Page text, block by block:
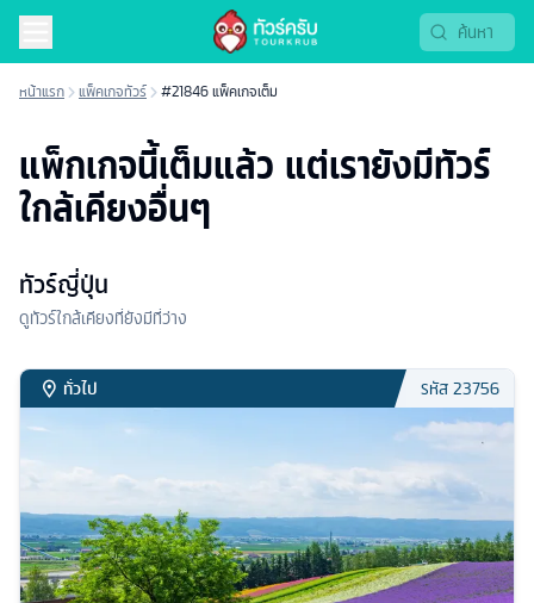
หน้าแรก แพ็คเกจทัวร์ #21846 แพ็คเกจเต็ม
แพ็กเกจนี้เต็มแล้ว แต่เรายังมีทัวร์
ใกล้เคียงอื่นๆ
ทัวร์ญี่ปุ่น
ดูทัวร์ใกล้เคียงที่ยังมีที่ว่าง
ทั่วไป รหัส23756